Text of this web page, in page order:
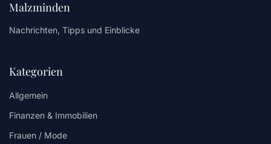
Malzminden
Nachrichten, Tipps und Einblicke
Kategorien
Allgemein
Finanzen & Immobilien
Frauen / Mode